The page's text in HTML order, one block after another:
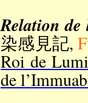
Relation de
染感見記,
Roi de
de